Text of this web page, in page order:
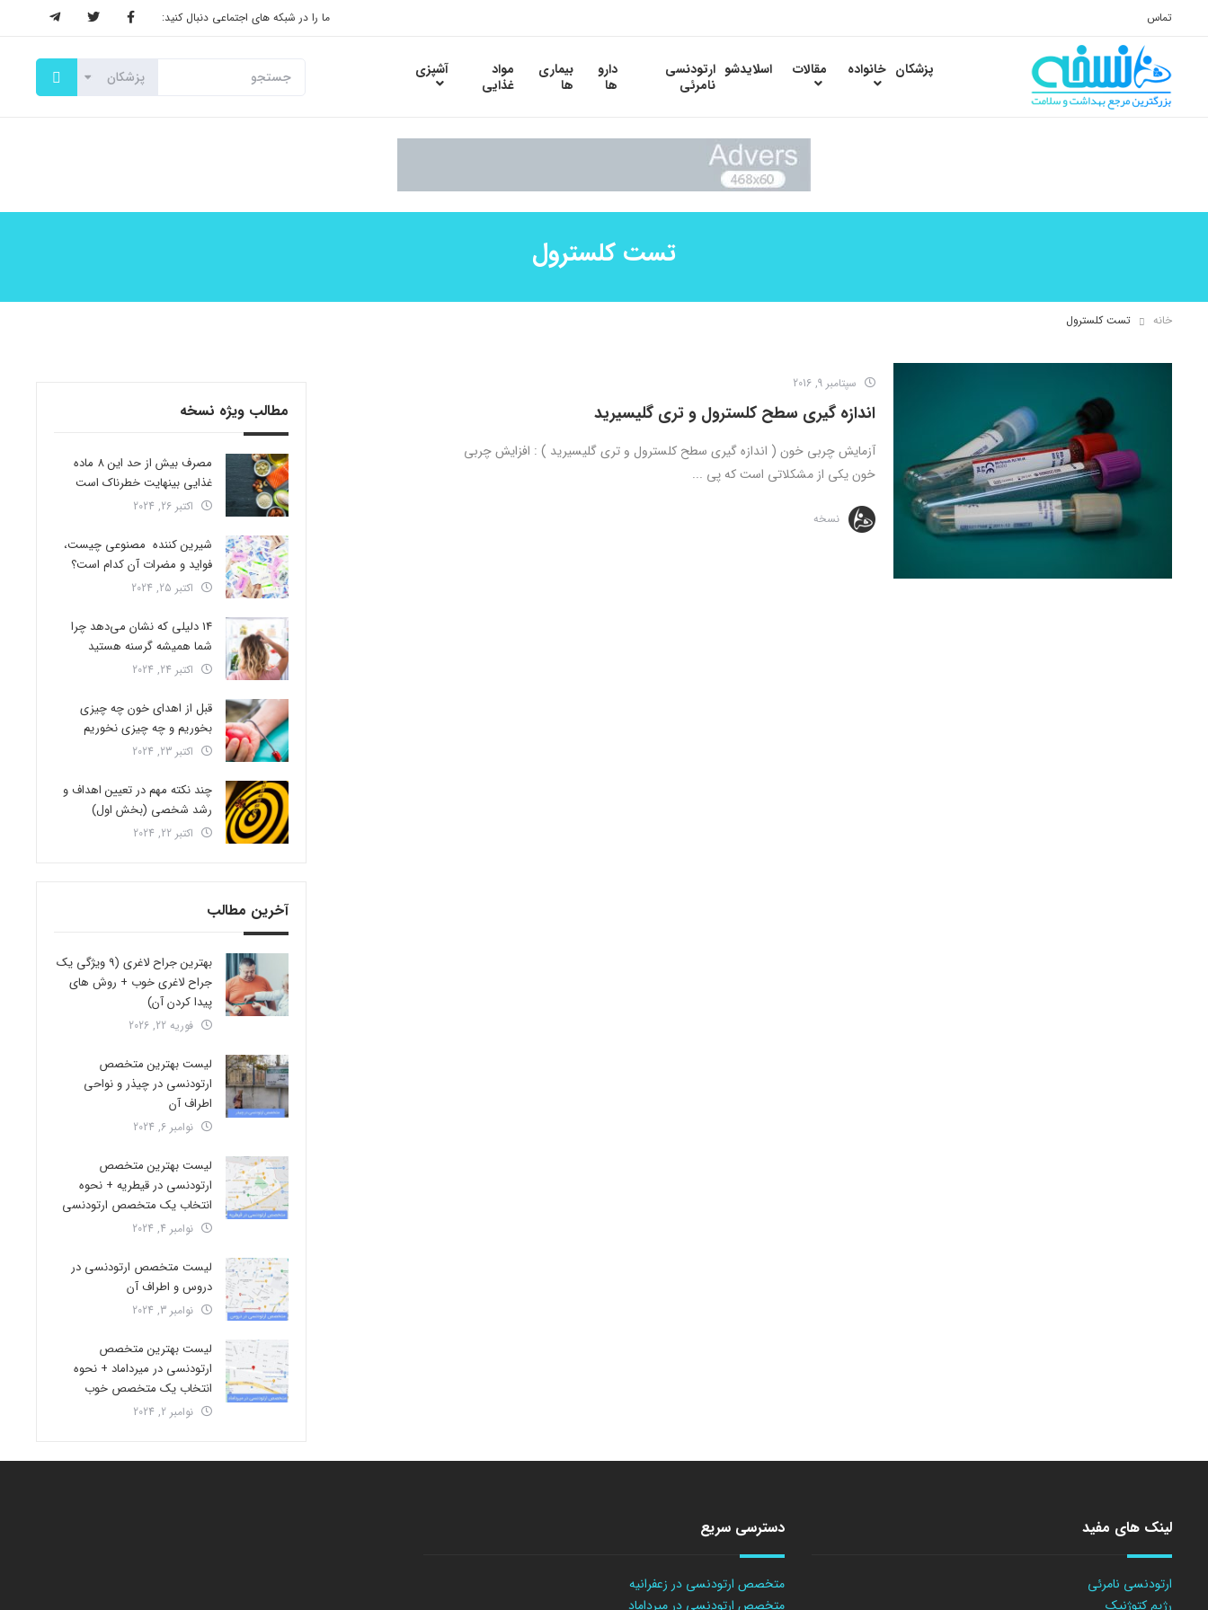
تماس ما را در شبکه های اجتماعی دنبال کنید:
پزشکان خانواده مقالات اسلایدشو ارتودنسی
نامرئی
دارو
ها
بیماری
ها
مواد
غذایی
آشپزی
تست کلسترول
خانه تست کلسترول
سپتامبر 9, 2016
اندازه گیری سطح کلسترول و تری گلیسیرید
آزمایش چربی خون ( اندازه گیری سطح کلسترول و تری گلیسیرید ) : افزایش چربی
خون یکی از مشکلاتی است که پی ...
نسخه
مطالب ویژه نسخه
مصرف بیش از حد این 8 ماده
غذایی بینهایت خطرناک است
اکتبر 26, 2024
شیرین کننده مصنوعی چیست،
فواید و مضرات آن کدام است؟
اکتبر 25, 2024
14 دلیلی که نشان می‌دهد چرا
شما همیشه گرسنه هستید
اکتبر 24, 2024
قبل از اهدای خون چه چیزی
بخوریم و چه چیزی نخوریم
اکتبر 23, 2024
چند نکته مهم در تعیین اهداف و
رشد شخصی (بخش اول)
اکتبر 22, 2024
آخرین مطالب
بهترین جراح لاغری (9 ویژگی یک
جراح لاغری خوب + روش های
پیدا کردن آن)
فوریه 22, 2026
لیست بهترین متخصص
ارتودنسی در چیذر و نواحی
اطراف آن
نوامبر 6, 2024
لیست بهترین متخصص
ارتودنسی در قیطریه + نحوه
انتخاب یک متخصص ارتودنسی
نوامبر 4, 2024
لیست متخصص ارتودنسی در
دروس و اطراف آن
نوامبر 3, 2024
لیست بهترین متخصص
ارتودنسی در میرداماد + نحوه
انتخاب یک متخصص خوب
نوامبر 2, 2024
لینک های مفید
ارتودنسی نامرئی
رژیم کتوژنیک
دسترسی سریع
متخصص ارتودنسی در زعفرانیه
متخصص ارتودنسی در میرداماد